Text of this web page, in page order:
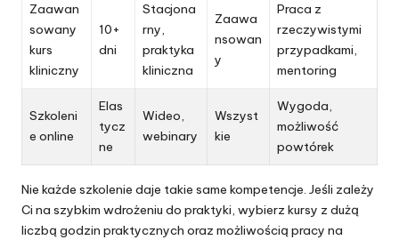
Zaawan
sowany
kurs
kliniczny
10+
dni
Stacjona
rny,
praktyka
kliniczna
Zaawa
nsowan
y
Praca z
rzeczywistymi
przypadkami,
mentoring
Szkoleni
e online
Elas
tycz
ne
Wideo,
webinary
Wszyst
kie
Wygoda,
możliwość
powtórek
Nie każde szkolenie daje takie same kompetencje. Jeśli zależy
Ci na szybkim wdrożeniu do praktyki, wybierz kursy z dużą
liczbą godzin praktycznych oraz możliwością pracy na